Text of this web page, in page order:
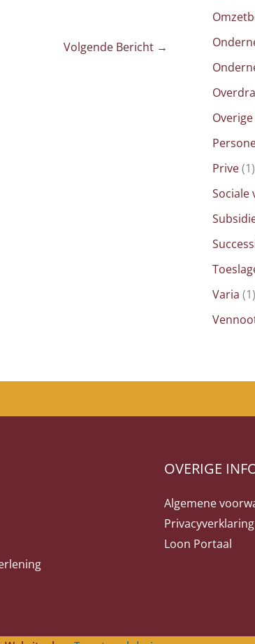
Volgende Bericht →
Prive(1)
Sociale
Varia (1)
OVERIGE
Algemene
Privacyverklaring
Loon Portaal